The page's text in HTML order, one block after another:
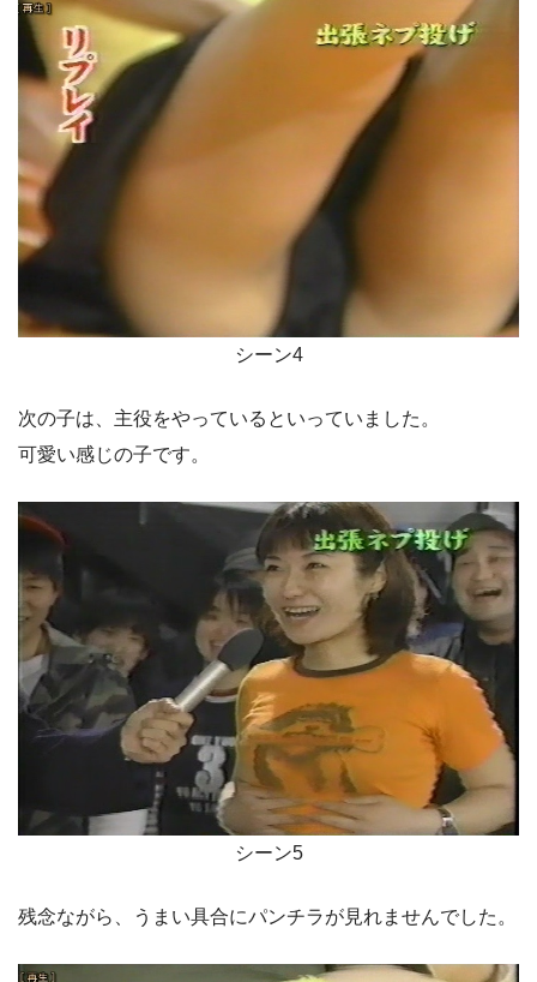
シーン4
次の子は、主役をやっているといっていました。
可愛い感じの子です。
シーン5
残念ながら、うまい具合にパンチラが見れませんでした。